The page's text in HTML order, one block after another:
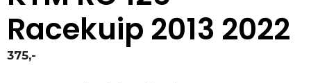
Racekuip 2013 2022
375,-